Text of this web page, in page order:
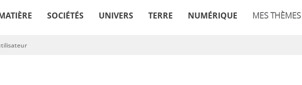
SOCIÉTÉS UNIVERS TERRE NUMÉRIQUE MES THÈMES